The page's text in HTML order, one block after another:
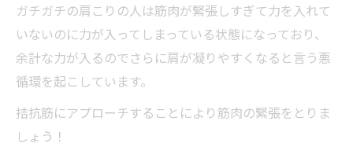
ガチガチの肩こりの人は筋肉が緊張しすぎて力を入れて
いないのに力が入ってしまっている状態になっており、
余計な力が入るのでさらに肩が凝りやすくなると言う悪
循環を起こしています。
拮抗筋にアプローチすることにより筋肉の緊張をとりま
しょう！